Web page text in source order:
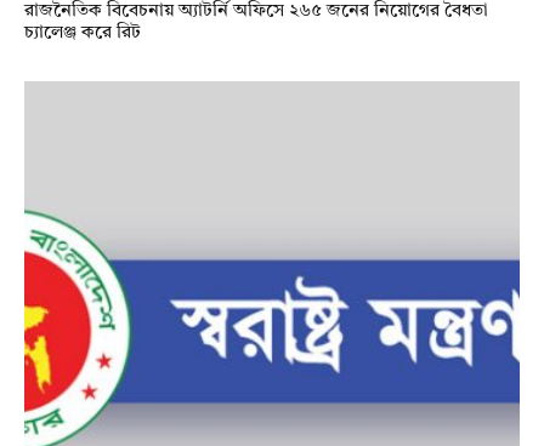
রাজনৈতিক বিবেচনায় অ‍্যাটর্নি অফিসে ২৬৫ জনের নিয়োগের বৈধতা
চ্যালেঞ্জ করে রিট